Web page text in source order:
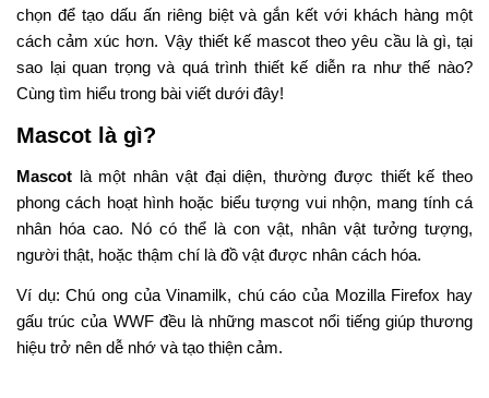
chọn để tạo dấu ấn riêng biệt và gắn kết với khách hàng một
cách cảm xúc hơn. Vậy thiết kế mascot theo yêu cầu là gì, tại
sao lại quan trọng và quá trình thiết kế diễn ra như thế nào?
Cùng tìm hiểu trong bài viết dưới đây!
Mascot là gì?
Mascot là một nhân vật đại diện, thường được thiết kế theo
phong cách hoạt hình hoặc biểu tượng vui nhộn, mang tính cá
nhân hóa cao. Nó có thể là con vật, nhân vật tưởng tượng,
người thật, hoặc thậm chí là đồ vật được nhân cách hóa.
Ví dụ: Chú ong của Vinamilk, chú cáo của Mozilla Firefox hay
gấu trúc của WWF đều là những mascot nổi tiếng giúp thương
hiệu trở nên dễ nhớ và tạo thiện cảm.